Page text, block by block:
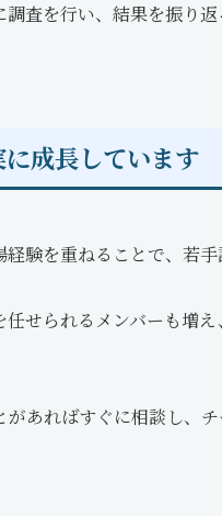
査を行い、結果を振り
成長しています
験を重ねることで、若
せられるメンバーも増
あればすぐに相談し、